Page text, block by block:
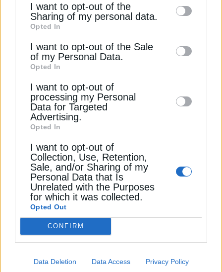
information by third parties on the IAB’s list
of downstream participants. This
information may also be disclosed by us to
third parties on theIAB’s List of
Downstream Participants
disclose it to other third parties.
I want to opt-out of the
Sharing of my personal data.
Opted In
I want to opt-out of the Sale
of my Personal Data.
Opted In
I want to opt-out of
processing my Personal
Data for Targeted
Advertising.
Opted In
I want to opt-out of
Collection, Use, Retention,
Sale, and/or Sharing of my
Personal Data that Is
Unrelated with the Purposes
for which it was collected.
Opted Out
CONFIRM
Data Deletion Data Access Privacy Policy
ΑΝΑΝΕΩΣΙΜΕΣ ΠΗΓΕΣ
Trina: Κυκλοφορεί σύστημα
αποθήκευσης ενέργειας 4,07 MWh
Το νέο σύστημα της Trina Storage, το Element 2
διαθέτει τις εσωτερικές της κυψέλες φωσφορικού
Newsroom 21 Φεβρουαρίου 2024
την Πολιτική Απορρήτου